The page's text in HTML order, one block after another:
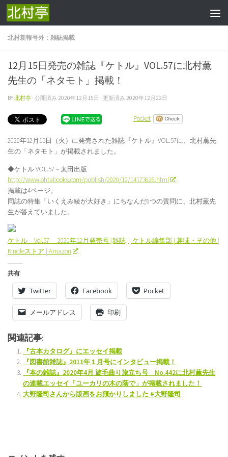
コンテンツへスキップ
北村新報号外：雑誌掲載
12月15日発売の雑誌『ケトル』VOL.57に北村薫
先生の「ネタモト」掲載！
BY北村亭 · 公開済み 2020年12月15日 · 更新済み 2020年12月22日
Pocket
2020年12月15日（火）に発売された雑誌『ケトル』VOL.57に、北村薫先
生の「ネタモト」が掲載されました。
◆ケトル VOL.57 – 太田出版
http://www.ohtabooks.com/publish/2020/12/14173626.html
掲載は4ページ。
同誌の特集「いくえみ綾が大好き」にちなんだ6つの質問に、北村薫先
生が答えていました。
ケトル Vol.57 2020年12月発売号 [雑誌] | ケトル編集部 | 趣味・その他 |
Kindleストア | Amazon
共有:
Twitter Facebook Pocket
メールアドレス 印刷
関連記事:
『古本カタログ』にエッセイ掲載
『図書館雑誌』2011年１月号にインタビュー掲載！
『本の雑誌』2020年4月 旋毛曲り旅立ち号 No.442に北村薫先生
の連載エッセイ「ユーカリの木の蔭で」が掲載されました！
大野隆司さんから版画をお預かりしました #大野隆司